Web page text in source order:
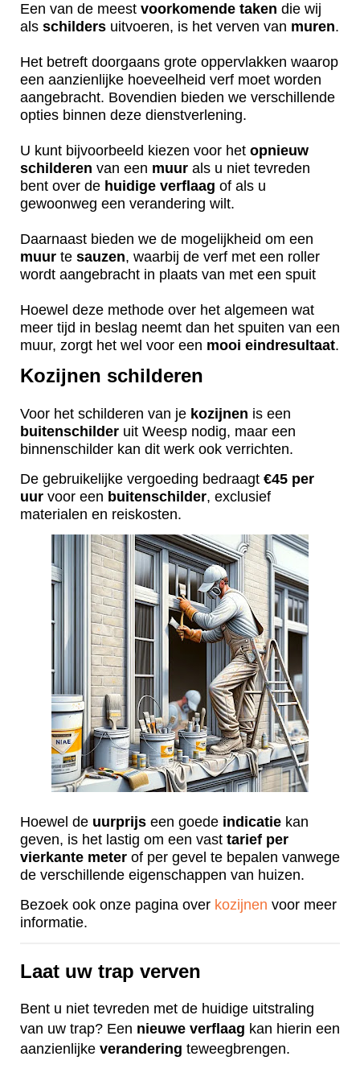
Een van de meest voorkomende taken die wij
als schilders uitvoeren, is het verven van muren.
Het betreft doorgaans grote oppervlakken waarop
een aanzienlijke hoeveelheid verf moet worden
aangebracht. Bovendien bieden we verschillende
opties binnen deze dienstverlening.
U kunt bijvoorbeeld kiezen voor het opnieuw
schilderen van een muur als u niet tevreden
bent over de huidige verflaag of als u
gewoonweg een verandering wilt.
Daarnaast bieden we de mogelijkheid om een
muur te sauzen, waarbij de verf met een roller
wordt aangebracht in plaats van met een spuit
Hoewel deze methode over het algemeen wat
meer tijd in beslag neemt dan het spuiten van een
muur, zorgt het wel voor een mooi eindresultaat.
Kozijnen schilderen
Voor het schilderen van je kozijnen is een
buitenschilder uit Weesp nodig, maar een
binnenschilder kan dit werk ook verrichten.
De gebruikelijke vergoeding bedraagt €45 per
uur voor een buitenschilder, exclusief
materialen en reiskosten.
Hoewel de uurprijs een goede indicatie kan
geven, is het lastig om een vast tarief per
vierkante meter of per gevel te bepalen vanwege
de verschillende eigenschappen van huizen.
Bezoek ook onze pagina over kozijnen voor meer
informatie.
Laat uw trap verven
Bent u niet tevreden met de huidige uitstraling
van uw trap? Een nieuwe verflaag kan hierin een
aanzienlijke verandering teweegbrengen.